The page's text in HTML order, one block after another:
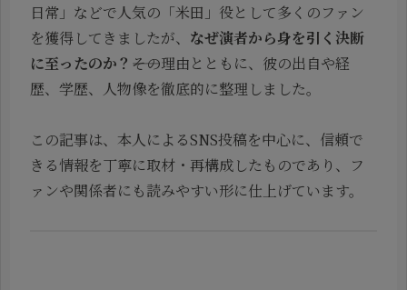
日常」などで人気の「米田」役として多くのファン
を獲得してきましたが、 なぜ演者から身を引く決断
に至ったのか？ ――その理由とともに、彼の出自や経
歴、学歴、人物像を徹底的に整理しました。
この記事は、本人によるSNS投稿を中心に、信頼で
きる情報を丁寧に取材・再構成したものであり、フ
ァンや関係者にも読みやすい形に仕上げています。